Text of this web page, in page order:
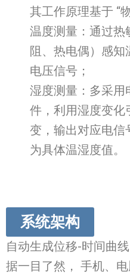
其工作原理基于 “
温度测量：通过热
阻、热电偶）感知
电压信号；
湿度测量：多采用
件，利用湿度变化
变，输出对应电信
为具体温湿度值。
系统架构
自动生成位移-时间曲
据一目了然， 手机、